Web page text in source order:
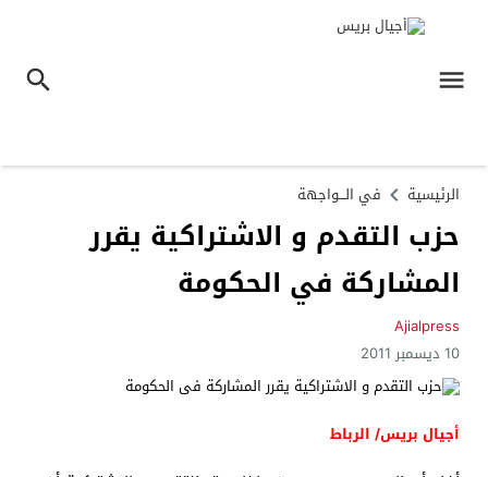
الرئيسية في الـــواجهة
حزب التقدم و الاشتراكية يقرر
المشاركة في الحكومة
Ajialpress
10 ديسمبر 2011
أجيال بريس/ الرباط